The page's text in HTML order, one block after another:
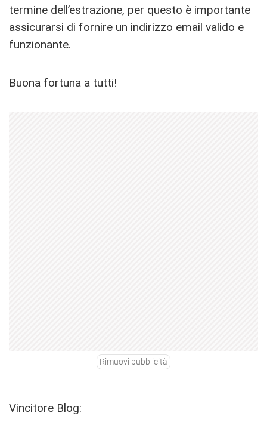
termine dell’estrazione, per questo è importante
assicurarsi di fornire un indirizzo email valido e
funzionante.
Buona fortuna a tutti!
Rimuovi pubblicità
Vincitore Blog: